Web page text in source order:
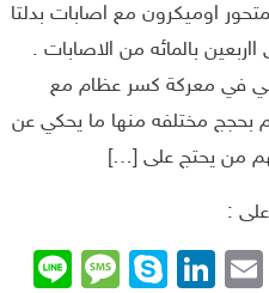
اوميكرون مع اصابات بدلتا
بالمائه من الاصابات .
في معركة كسر عظام مع
بحجج مختلفه منها ما يحكي عن
من يحتج على […]
:
Viber
Email
LinkedIn
Skype